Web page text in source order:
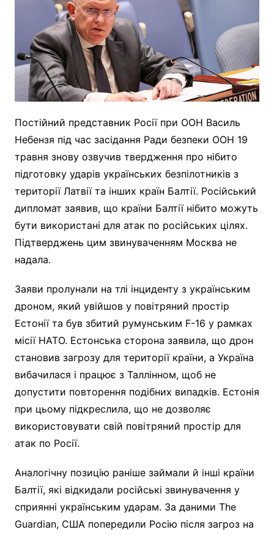
Постійний представник Росії при ООН Василь
Небензя під час засідання Ради безпеки ООН 19
травня знову озвучив твердження про нібито
підготовку ударів українських безпілотників з
території Латвії та інших країн Балтії. Російський
дипломат заявив, що країни Балтії нібито можуть
бути використані для атак по російських цілях.
Підтверджень цим звинуваченням Москва не
надала.
Заяви пролунали на тлі інциденту з українським
дроном, який увійшов у повітряний простір
Естонії та був збитий румунським F-16 у рамках
місії НАТО. Естонська сторона заявила, що дрон
становив загрозу для території країни, а Україна
вибачилася і працює з Таллінном, щоб не
допустити повторення подібних випадків. Естонія
при цьому підкреслила, що не дозволяє
використовувати свій повітряний простір для
атак по Росії.
Аналогічну позицію раніше займали й інші країни
Балтії, які відкидали російські звинувачення у
сприянні українським ударам. За даними The
Guardian, США попередили Росію після загроз на